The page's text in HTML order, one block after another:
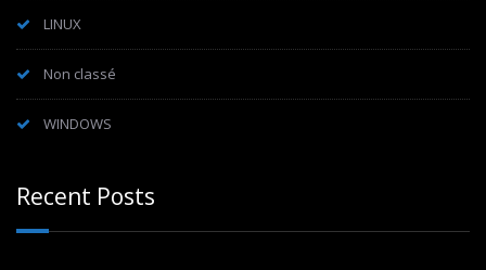
LINUX
Non classé
WINDOWS
Recent Posts